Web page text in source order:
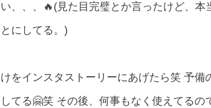
、、、🔥(見た目完璧とか言ったけど、
にしてる。)
をインスタストーリーにあげたら笑 予
てる🤗笑 その後、何事もなく使えてるの